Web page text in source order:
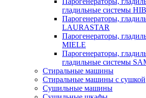
гладильные системы
Парогенераторы,
LAURASTAR
Парогенераторы,
MIELE
Парогенераторы,
гладильные системы
Стиральные машины
Стиральные машины с сушкой
Сушильные машины